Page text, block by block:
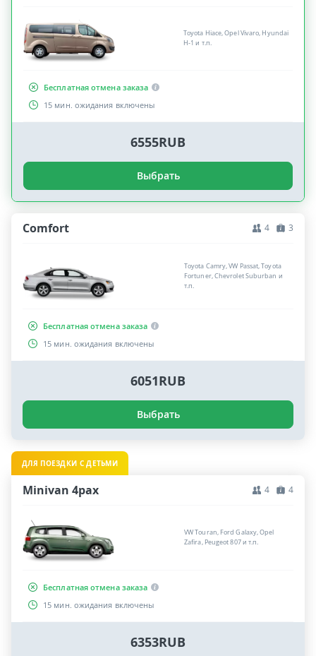
Toyota Hiace, Opel Vivaro, Hyundai
H-1 и т.п.
Бесплатная отмена заказа
15 мин. ожидания включены
6555RUB
Выбрать
Comfort 4 3
Toyota Camry, VW Passat, Toyota
Fortuner, Chevrolet Suburban и
т.п.
Бесплатная отмена заказа
15 мин. ожидания включены
6051RUB
Выбрать
ДЛЯ ПОЕЗДКИ С ДЕТЬМИ
Minivan 4pax 4 4
VW Touran, Ford Galaxy, Opel
Zafira, Peugeot 807 и т.п.
Бесплатная отмена заказа
15 мин. ожидания включены
6353RUB